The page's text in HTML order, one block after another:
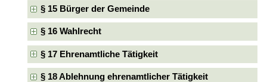
§ 15 Bürger der Gemeinde
§ 16 Wahlrecht
§ 17 Ehrenamtliche Tätigkeit
§ 18 Ablehnung ehrenamtlicher Tätigkeit